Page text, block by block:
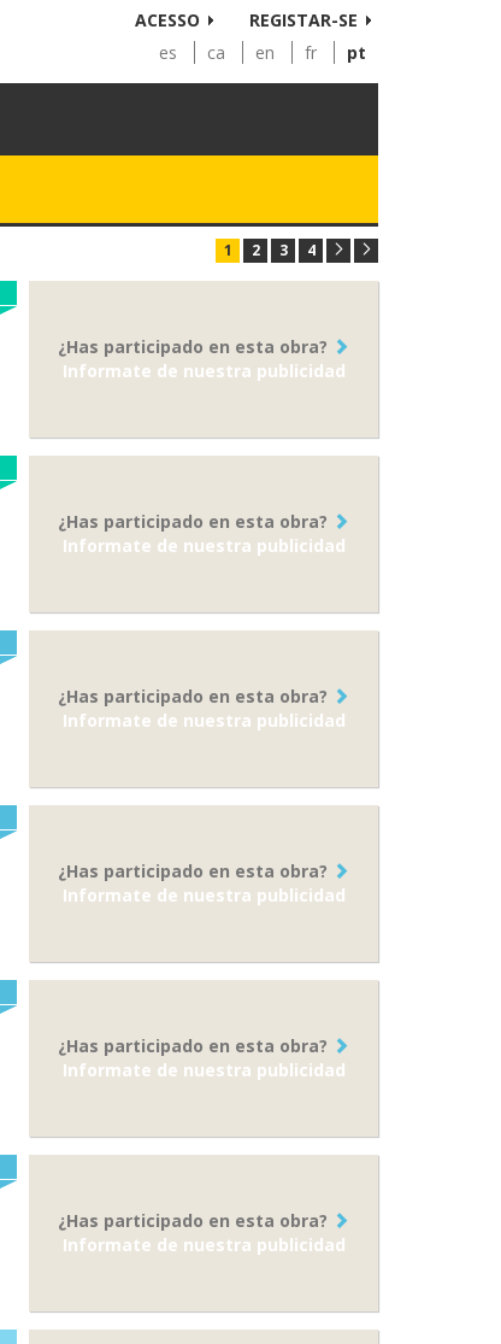
ACESSO
REGISTAR-SE
es
ca en fr pt
1 2 3 4
¿Has participado en esta obra?
Informate de nuestra publicidad
¿Has participado en esta obra?
Informate de nuestra publicidad
¿Has participado en esta obra?
Informate de nuestra publicidad
¿Has participado en esta obra?
Informate de nuestra publicidad
¿Has participado en esta obra?
Informate de nuestra publicidad
¿Has participado en esta obra?
Informate de nuestra publicidad